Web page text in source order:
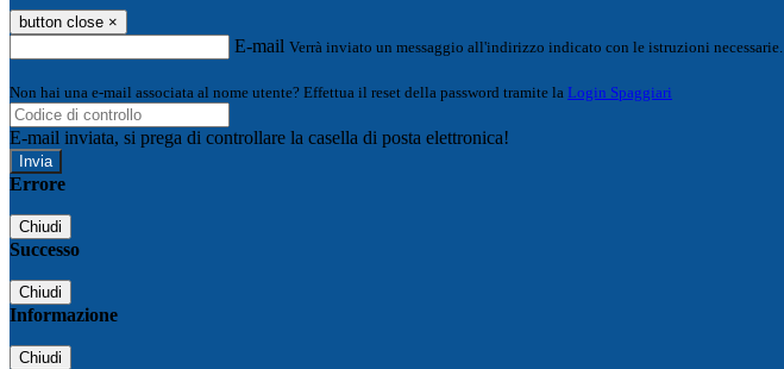
button close ×
E-mail Verrà inviato un messaggio all'indirizzo indicato con le istruzioni necessarie.
Non hai una e-mail associata al nome utente? Effettua il reset della password tramite la Login Spaggiari
E-mail inviata, si prega di controllare la casella di posta elettronica!
Errore
Chiudi
Successo
Chiudi
Informazione
Chiudi